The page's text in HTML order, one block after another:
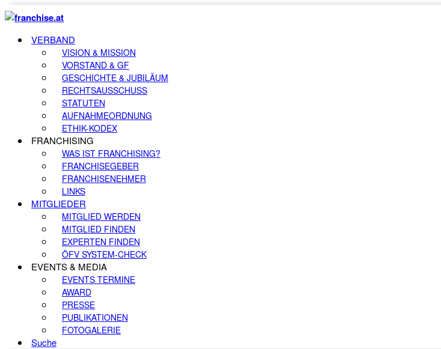
VERBAND
VISION & MISSION
VORSTAND & GF
GESCHICHTE & JUBILÄUM
RECHTSAUSSCHUSS
STATUTEN
AUFNAHMEORDNUNG
ETHIK-KODEX
FRANCHISING
WAS IST FRANCHISING?
FRANCHISEGEBER
FRANCHISENEHMER
LINKS
MITGLIEDER
MITGLIED WERDEN
MITGLIED FINDEN
EXPERTEN FINDEN
ÖFV SYSTEM-CHECK
EVENTS & MEDIA
EVENTS TERMINE
AWARD
PRESSE
PUBLIKATIONEN
FOTOGALERIE
Suche